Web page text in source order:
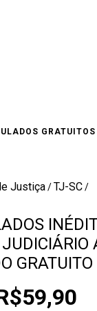
GRATUITOS
Justiça/TJ-SC/